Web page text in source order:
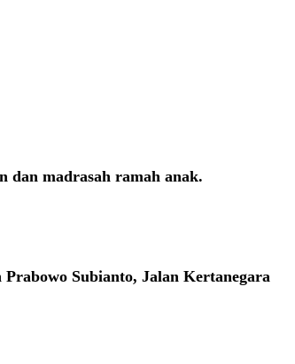
dan madrasah ramah anak.
Subianto, Jalan Kertanegara